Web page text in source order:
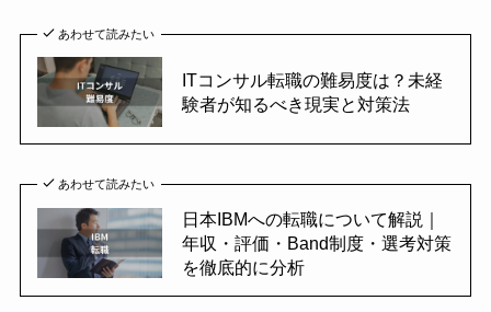
あわせて読みたい
ITコンサル転職の難易度は？未経
験者が知るべき現実と対策法
あわせて読みたい
日本IBMへの転職について解説｜
年収・評価・Band制度・選考対策
を徹底的に分析